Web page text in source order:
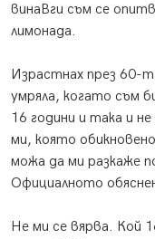
винаВги съм се
лимонада.
Израстнах през 60-
умряла, когато съм
16 години и така и
ми, която
можа да ми разкаже
Официалното
Не ми се вярва. Кой